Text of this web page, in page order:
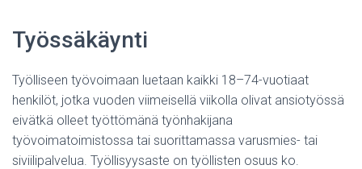
Työssäkäynti
Työlliseen työvoimaan luetaan kaikki 18–74-vuotiaat
henkilöt, jotka vuoden viimeisellä viikolla olivat ansiotyössä
eivätkä olleet työttömänä työnhakijana
työvoimatoimistossa tai suorittamassa varusmies- tai
siviilipalvelua. Työllisyysaste on työllisten osuus ko.